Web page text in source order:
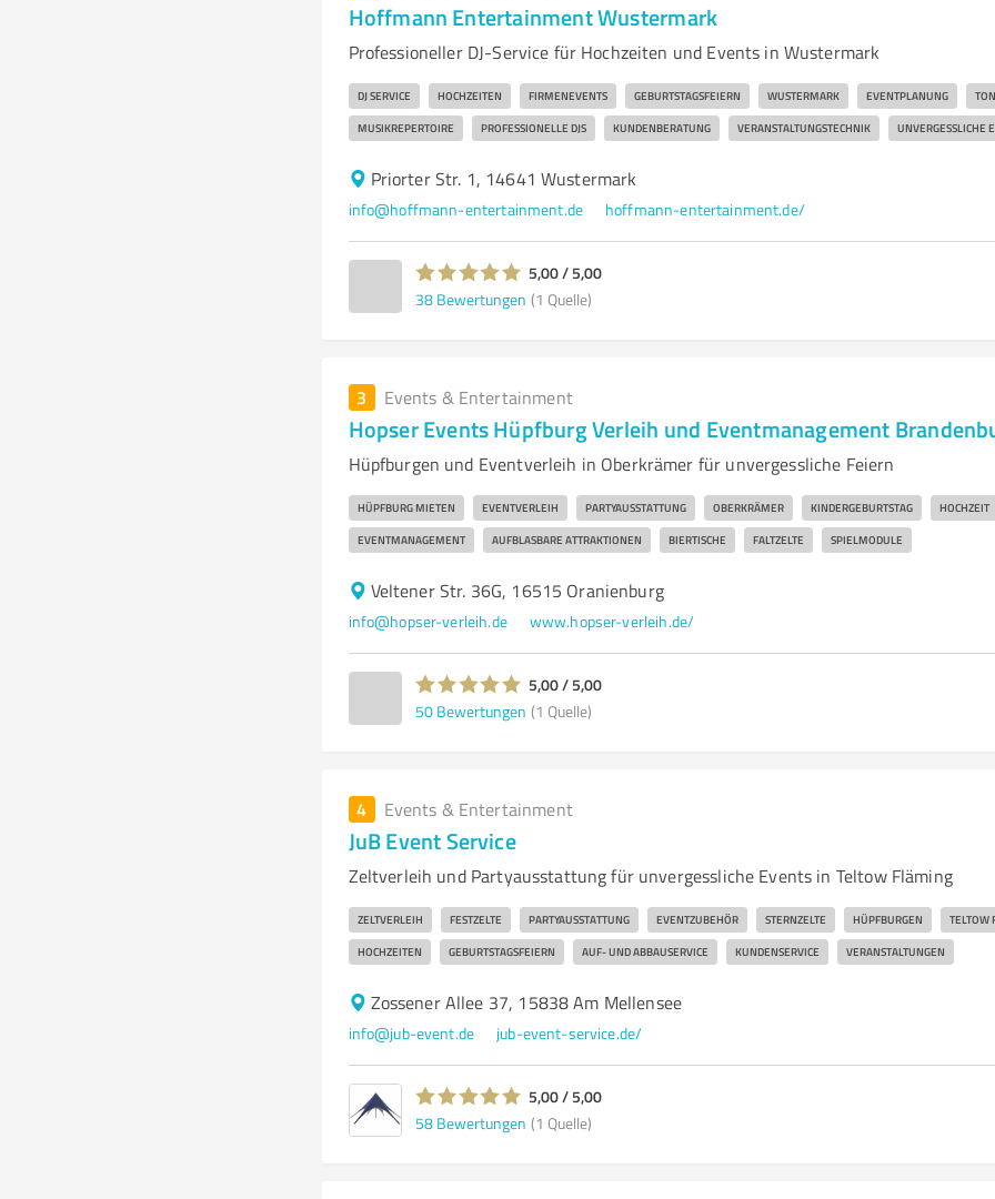
Hoffmann Entertainment Wustermark
Professioneller DJ-Service für Hochzeiten und Events in Wustermark
DJ SERVICE HOCHZEITEN FIRMENEVENTS GEBURTSTAGSFEIERN WUSTERMARK EVENTPLANUNG
MUSIKREPERTOIRE PROFESSIONELLE DJS KUNDENBERATUNG VERANSTALTUNGSTECHNIK UNVERGESSLICHE
Priorter Str. 1, 14641 Wustermark
info@hoffmann-entertainment.de hoffmann-entertainment.de/
5,00 / 5,00
38 Bewertungen (1 Quelle)
3 Events & Entertainment
Hopser Events Hüpfburg Verleih und Eventmanagement
Hüpfburgen und Eventverleih in Oberkrämer für unvergessliche Feiern
HÜPFBURG MIETEN EVENTVERLEIH PARTYAUSSTATTUNG OBERKRÄMER KINDERGEBURTSTAG HOCHZEIT
EVENTMANAGEMENT AUFBLASBARE ATTRAKTIONEN BIERTISCHE FALTZELTE SPIELMODULE
Veltener Str. 36G, 16515 Oranienburg
info@hopser-verleih.de www.hopser-verleih.de/
5,00 / 5,00
50 Bewertungen (1 Quelle)
4 Events & Entertainment
JuB Event Service
Zeltverleih und Partyausstattung für unvergessliche Events in Teltow Fläming
ZELTVERLEIH FESTZELTE PARTYAUSSTATTUNG EVENTZUBEHÖR STERNZELTE HÜPFBURGEN TELTOW
HOCHZEITEN GEBURTSTAGSFEIERN AUF- UND ABBAUSERVICE KUNDENSERVICE VERANSTALTUNGEN
Zossener Allee 37, 15838 Am Mellensee
info@jub-event.de jub-event-service.de/
5,00 / 5,00
58 Bewertungen (1 Quelle)